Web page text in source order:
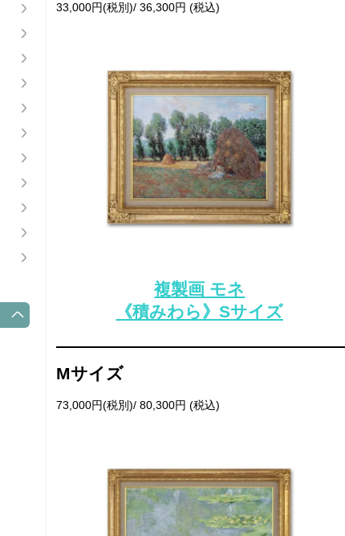
33,000円(税別)/ 36,300円 (税込)
複製画 モネ
《積みわら》Sサイズ
Mサイズ
73,000円(税別)/ 80,300円 (税込)